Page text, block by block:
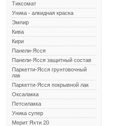
Тиксомат
Уника - алкидная краска
Эмпир
Кива
Кири
Панели-Ясся
Панели-Ясся защитный состав
Паркетти-Ясся грунтовочный
лак
Паркетти-Ясся покрывной лак
Оксалакка
Петсилакка
Уника супер
Мерит Яхти 20